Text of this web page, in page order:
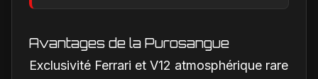
Avantages de la Purosangue
Exclusivité Ferrari et V12 atmosphérique rare